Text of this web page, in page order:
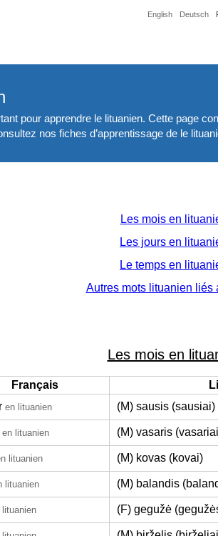
English Deutsch
pour apprendre le lituanien. Cette page
nos fiches d’apprentissage de le
Les mois en
Les jours en
Le temps en
Autres mots lituanien liés
Les mois en
Français
en lituanien (M) sausis (sausiai)
en lituanien (M) vasaris
lituanien (M) kovas (kovai)
lituanien (M) balandis
lituanien (F) gegužė